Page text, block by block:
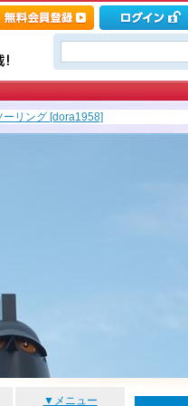
ーリング [dora1958]
▼メニュー